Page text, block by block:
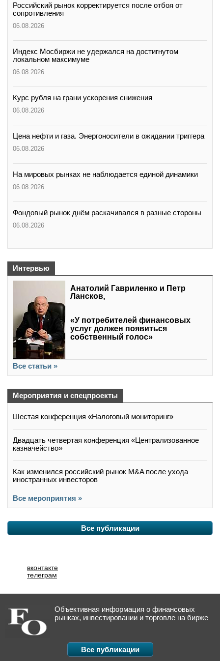
Российский рынок корректируется после отбоя от
сопротивления
06.08.2026
Индекс Мосбиржи не удержался на достигнутом
локальном максимуме
06.08.2026
Курс рубля на грани ускорения снижения
06.08.2026
Цена нефти и газа. Энергоносители в ожидании триггера
06.08.2026
На мировых рынках не наблюдается единой динамики
06.08.2026
Фондовый рынок днём раскачивался в разные стороны
06.08.2026
Интервью
Анатолий Гавриленко и Петр
Лансков,
«У потребителей финансовых
услуг должен появиться
собственный голос»
Все статьи »
Мероприятия и спецпроекты
Шестая конференция «Налоговый мониторинг»
Двадцать четвертая конференция «Централизованное
казначейство»
Как изменился российский рынок M&A после ухода
иностранных инвесторов
Все мероприятия »
Все публикации
вконтакте
телеграм
Объективная информация о финансовых
рынках, инвестировании и торговле на бирже
Все публикации